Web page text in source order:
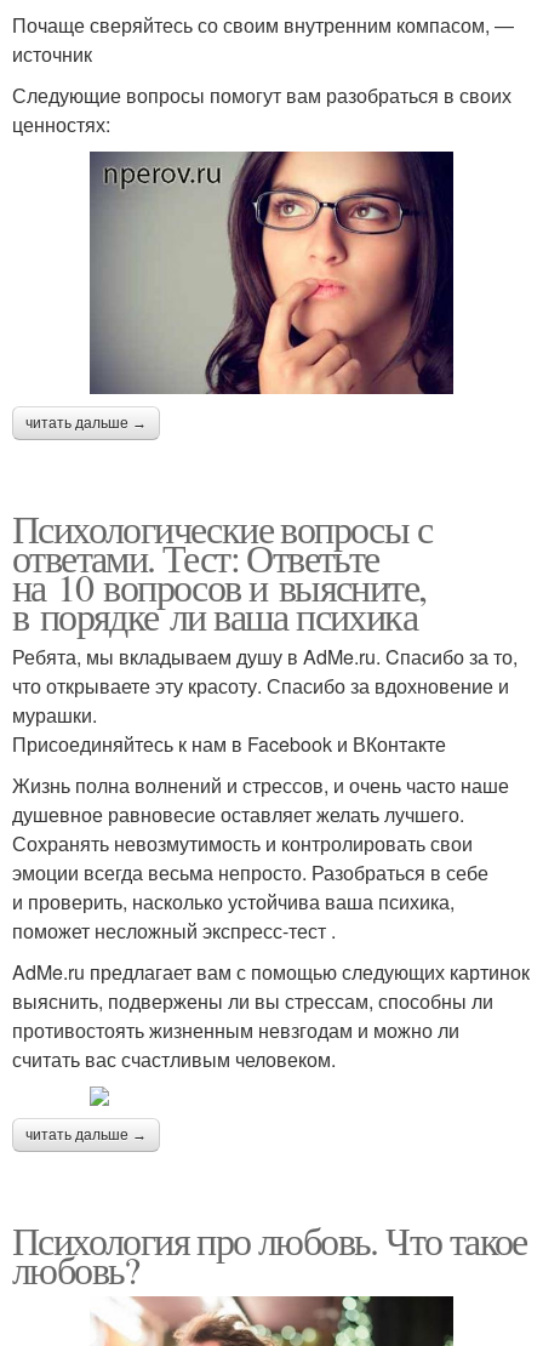
Почаще сверяйтесь со своим внутренним компасом, —
источник
Следующие вопросы помогут вам разобраться в своих
ценностях:
читать дальше →
Психологические вопросы с
ответами. Тест: Ответьте
на 10 вопросов и выясните,
в порядке ли ваша психика
Ребята, мы вкладываем душу в AdMe.ru. Cпасибо за то,
что открываете эту красоту. Спасибо за вдохновение и
мурашки.
Присоединяйтесь к нам в Facebook и ВКонтакте
Жизнь полна волнений и стрессов, и очень часто наше
душевное равновесие оставляет желать лучшего.
Сохранять невозмутимость и контролировать свои
эмоции всегда весьма непросто. Разобраться в себе
и проверить, насколько устойчива ваша психика,
поможет несложный экспресс-тест .
AdMe.ru предлагает вам с помощью следующих картинок
выяснить, подвержены ли вы стрессам, способны ли
противостоять жизненным невзгодам и можно ли
считать вас счастливым человеком.
читать дальше →
Психология про любовь. Что такое
любовь?